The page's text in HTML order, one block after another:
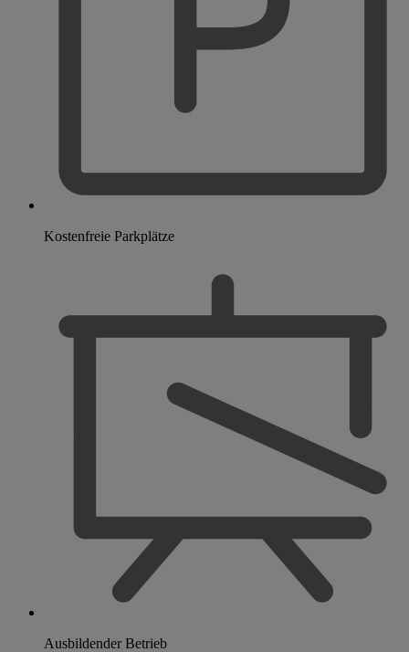
Kostenfreie Parkplätze
Ausbildender Betrieb